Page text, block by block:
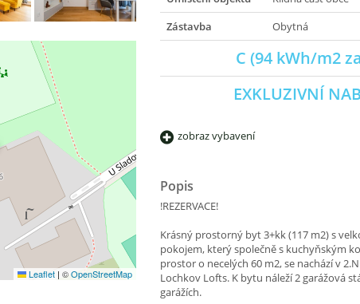
Leaflet | ©OpenStreetMap
Zástavba
Obytná
C (94 kWh/m2
EXKLUZIVNÍ
zobraz vybavení
Popis
!REZERVACE!
Krásný prostorný byt 3+kk (117 m2) s
pokojem, který společně s kuchyňským
prostor o necelých 60 m2, se nachází v
Lochkov Lofts. K bytu náleží 2 garážová
garážích.